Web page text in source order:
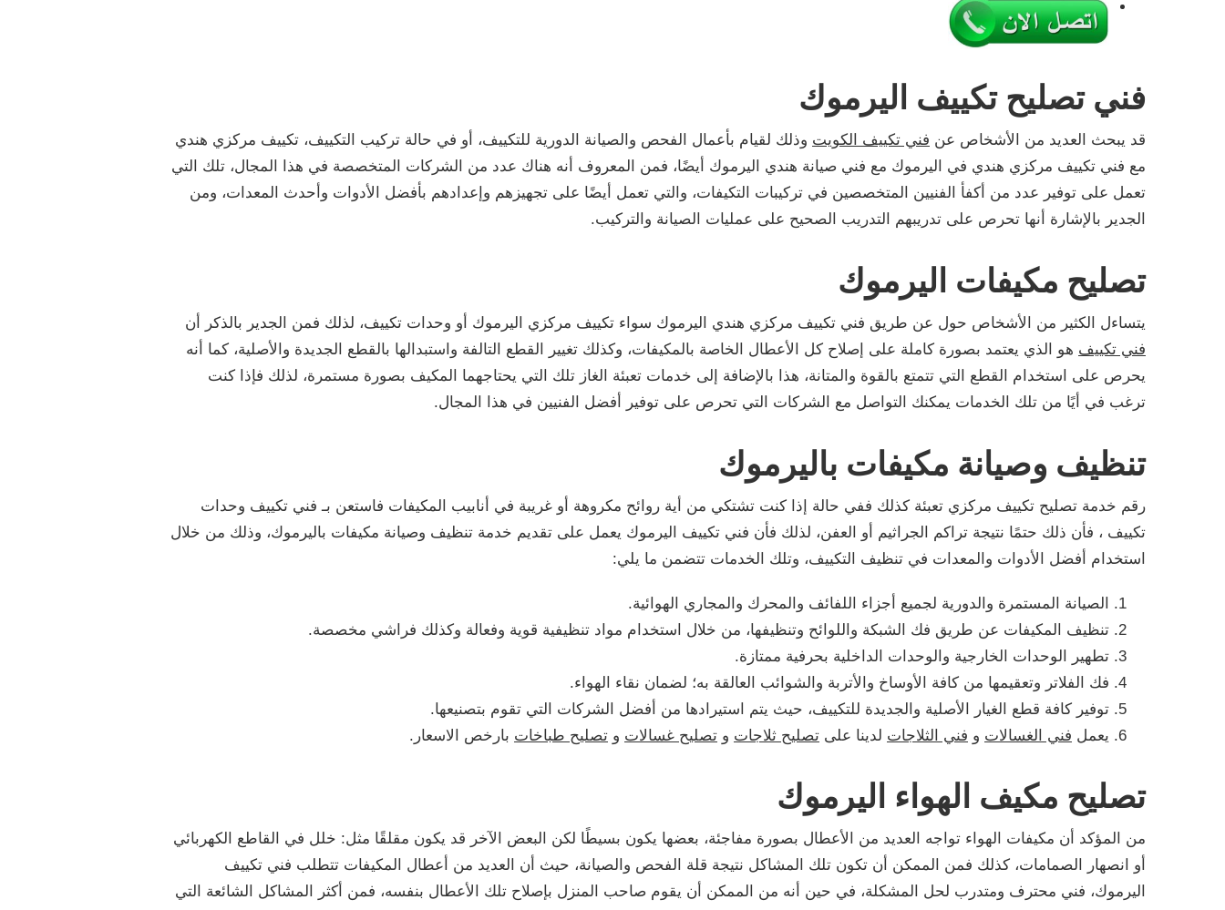
فني تصليح تكييف اليرموك
قد يبحث العديد من الأشخاص عن فني تكييف الكويت وذلك لقيام بأعمال الفحص والصيانة الدورية للتكييف، أو في حالة تركيب التكييف، تكييف مركزي هندي
مع فني تكييف مركزي هندي في اليرموك مع فني صيانة هندي اليرموك أيضًا، فمن المعروف أنه هناك عدد من الشركات المتخصصة في هذا المجال، تلك التي
تعمل على توفير عدد من أكفأ الفنيين المتخصصين في تركيبات التكيفات، والتي تعمل أيضًا على تجهيزهم وإعدادهم بأفضل الأدوات وأحدث المعدات، ومن
الجدير بالإشارة أنها تحرص على تدريبهم التدريب الصحيح على عمليات الصيانة والتركيب.
تصليح مكيفات اليرموك
يتساءل الكثير من الأشخاص حول عن طريق فني تكييف مركزي هندي اليرموك سواء تكييف مركزي اليرموك أو وحدات تكييف، لذلك فمن الجدير بالذكر أن
فني تكييف هو الذي يعتمد بصورة كاملة على إصلاح كل الأعطال الخاصة بالمكيفات، وكذلك تغيير القطع التالفة واستبدالها بالقطع الجديدة والأصلية، كما أنه
يحرص على استخدام القطع التي تتمتع بالقوة والمتانة، هذا بالإضافة إلى خدمات تعبئة الغاز تلك التي يحتاجهما المكيف بصورة مستمرة، لذلك فإذا كنت
ترغب في أيًا من تلك الخدمات يمكنك التواصل مع الشركات التي تحرص على توفير أفضل الفنيين في هذا المجال.
تنظيف وصيانة مكيفات باليرموك
رقم خدمة تصليح تكييف مركزي تعبئة كذلك ففي حالة إذا كنت تشتكي من أية روائح مكروهة أو غريبة في أنابيب المكيفات فاستعن بـ فني تكييف وحدات
تكييف ، فأن ذلك حتمًا نتيجة تراكم الجراثيم أو العفن، لذلك فأن فني تكييف اليرموك يعمل على تقديم خدمة تنظيف وصيانة مكيفات باليرموك، وذلك من خلال
استخدام أفضل الأدوات والمعدات في تنظيف التكييف، وتلك الخدمات تتضمن ما يلي:
الصيانة المستمرة والدورية لجميع أجزاء اللفائف والمحرك والمجاري الهوائية.
تنظيف المكيفات عن طريق فك الشبكة واللوائح وتنظيفها، من خلال استخدام مواد تنظيفية قوية وفعالة وكذلك فراشي مخصصة.
تطهير الوحدات الخارجية والوحدات الداخلية بحرفية ممتازة.
فك الفلاتر وتعقيمها من كافة الأوساخ والأتربة والشوائب العالقة به؛ لضمان نقاء الهواء.
توفير كافة قطع الغيار الأصلية والجديدة للتكييف، حيث يتم استيرادها من أفضل الشركات التي تقوم بتصنيعها.
يعمل فني الغسالات و فني الثلاجات لدينا على تصليح ثلاجات و تصليح غسالات و تصليح طباخات بارخص الاسعار.
تصليح مكيف الهواء اليرموك
من المؤكد أن مكيفات الهواء تواجه العديد من الأعطال بصورة مفاجئة، بعضها يكون بسيطًا لكن البعض الآخر قد يكون مقلقًا مثل: خلل في القاطع الكهربائي
أو انصهار الصمامات، كذلك فمن الممكن أن تكون تلك المشاكل نتيجة قلة الفحص والصيانة، حيث أن العديد من أعطال المكيفات تتطلب فني تكييف
اليرموك، فني محترف ومتدرب لحل المشكلة، في حين أنه من الممكن أن يقوم صاحب المنزل بإصلاح تلك الأعطال بنفسه، فمن أكثر المشاكل الشائعة التي